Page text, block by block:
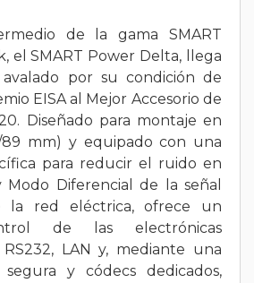
de la gama SMART
el SMART Power Delta, llega
por su condición de
EISA al Mejor Accesorio de
Diseñado para montaje en
mm) y equipado con una
para reducir el ruido en
Modo Diferencial de la señal
la red eléctrica, ofrece un
de las electrónicas
LAN y, mediante una
y códecs dedicados,